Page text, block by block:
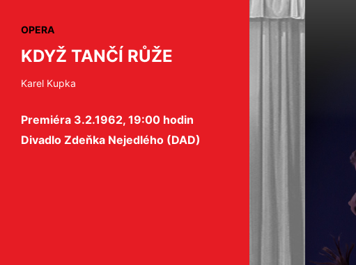
OPERA
KDYŽ TANČÍ RŮŽE
Karel Kupka
Premiéra 3.2.1962, 19:00 hodin
Divadlo Zdeňka Nejedlého (DAD)